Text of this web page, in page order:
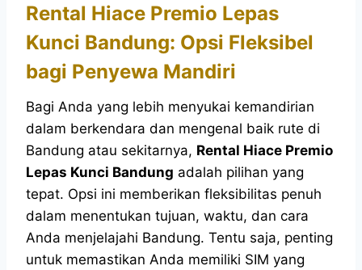
Rental Hiace Premio Lepas
Kunci Bandung: Opsi Fleksibel
bagi Penyewa Mandiri
Bagi Anda yang lebih menyukai kemandirian
dalam berkendara dan mengenal baik rute di
Bandung atau sekitarnya, Rental Hiace Premio
Lepas Kunci Bandung adalah pilihan yang
tepat. Opsi ini memberikan fleksibilitas penuh
dalam menentukan tujuan, waktu, dan cara
Anda menjelajahi Bandung. Tentu saja, penting
untuk memastikan Anda memiliki SIM yang